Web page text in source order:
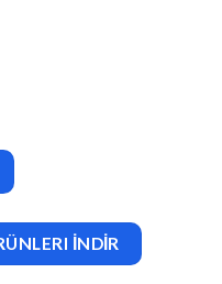
Theme adet
İNDİR